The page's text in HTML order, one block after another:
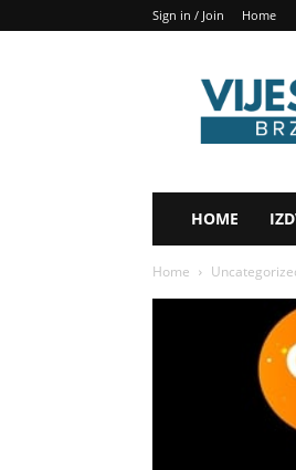
Sign in / Join Home
BIH
HOME
Home